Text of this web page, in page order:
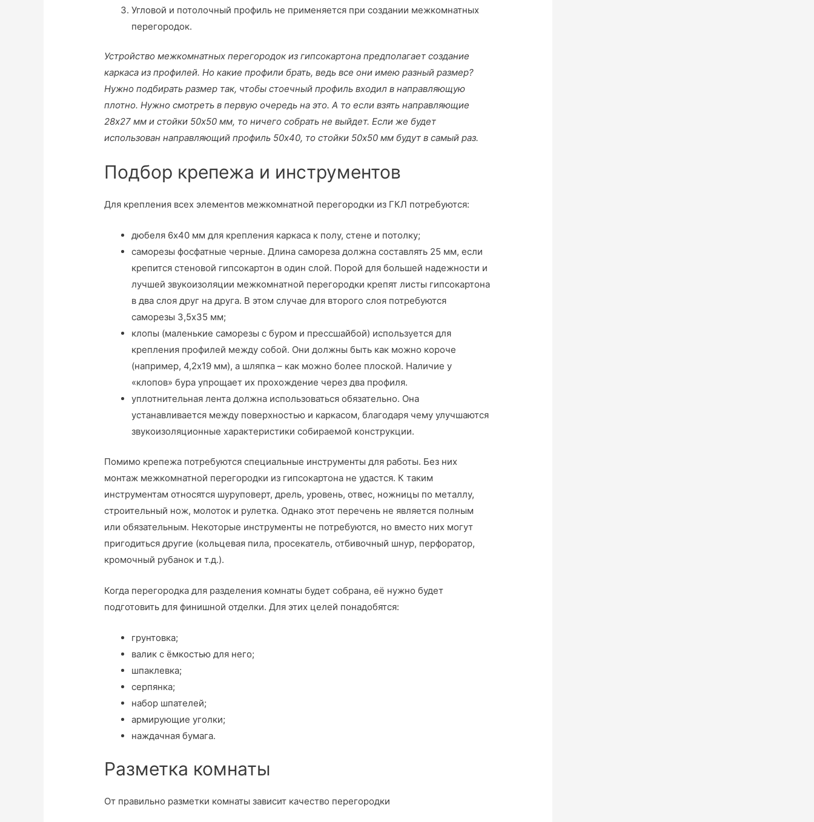
Угловой и потолочный профиль не применяется при создании межкомнатных
перегородок.
Устройство межкомнатных перегородок из гипсокартона предполагает создание
каркаса из профилей. Но какие профили брать, ведь все они имею разный размер?
Нужно подбирать размер так, чтобы стоечный профиль входил в направляющую
плотно. Нужно смотреть в первую очередь на это. А то если взять направляющие
28х27 мм и стойки 50х50 мм, то ничего собрать не выйдет. Если же будет
использован направляющий профиль 50х40, то стойки 50х50 мм будут в самый раз.
Подбор крепежа и инструментов
Для крепления всех элементов межкомнатной перегородки из ГКЛ потребуются:
дюбеля 6х40 мм для крепления каркаса к полу, стене и потолку;
саморезы фосфатные черные. Длина самореза должна составлять 25 мм, если
крепится стеновой гипсокартон в один слой. Порой для большей надежности и
лучшей звукоизоляции межкомнатной перегородки крепят листы гипсокартона
в два слоя друг на друга. В этом случае для второго слоя потребуются
саморезы 3,5х35 мм;
клопы (маленькие саморезы с буром и прессшайбой) используется для
крепления профилей между собой. Они должны быть как можно короче
(например, 4,2х19 мм), а шляпка – как можно более плоской. Наличие у
«клопов» бура упрощает их прохождение через два профиля.
уплотнительная лента должна использоваться обязательно. Она
устанавливается между поверхностью и каркасом, благодаря чему улучшаются
звукоизоляционные характеристики собираемой конструкции.
Помимо крепежа потребуются специальные инструменты для работы. Без них
монтаж межкомнатной перегородки из гипсокартона не удастся. К таким
инструментам относятся шуруповерт, дрель, уровень, отвес, ножницы по металлу,
строительный нож, молоток и рулетка. Однако этот перечень не является полным
или обязательным. Некоторые инструменты не потребуются, но вместо них могут
пригодиться другие (кольцевая пила, просекатель, отбивочный шнур, перфоратор,
кромочный рубанок и т.д.).
Когда перегородка для разделения комнаты будет собрана, её нужно будет
подготовить для финишной отделки. Для этих целей понадобятся:
грунтовка;
валик с ёмкостью для него;
шпаклевка;
серпянка;
набор шпателей;
армирующие уголки;
наждачная бумага.
Разметка комнаты
От правильно разметки комнаты зависит качество перегородки